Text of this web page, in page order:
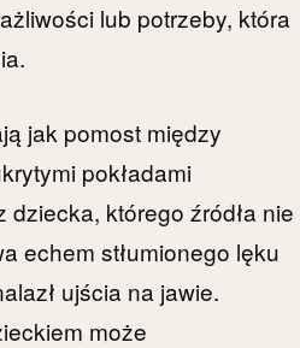
lub potrzeby, która
jak pomost między
pokładami
dziecka, którego źródła nie
echem stłumionego lęku
ujścia na jawie.
może